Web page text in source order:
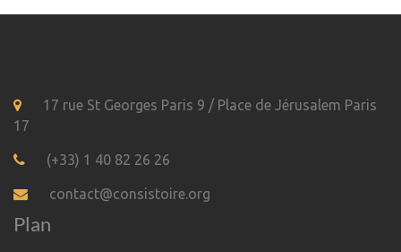
17 rue St Georges Paris 9 / Place de Jérusalem Paris
17
(+33) 1 40 82 26 26
contact@consistoire.org
Plan